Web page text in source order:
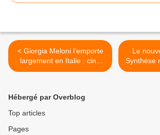
< Giorgia Meloni l’emporte
largement en Italie : cinq
leçons d’une incroyable
Le
Synthèse
Hébergé par Overblog
Top articles
Pages